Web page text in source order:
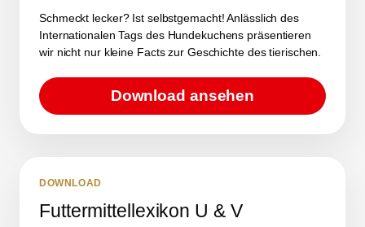
Schmeckt lecker? Ist selbstgemacht! Anlässlich des
Internationalen Tags des Hundekuchens präsentieren
wir nicht nur kleine Facts zur Geschichte des tierischen.
Download ansehen
DOWNLOAD
Futtermittellexikon U & V